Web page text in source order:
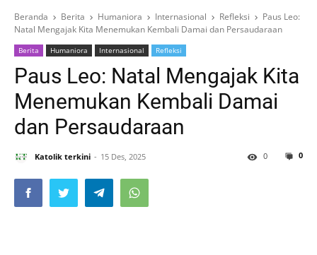
Beranda Berita Humaniora Internasional Refleksi
Paus Leo:
Natal Mengajak Kita Menemukan Kembali Damai dan Persaudaraan
Berita Humaniora Internasional Refleksi
Paus Leo: Natal Mengajak Kita
Menemukan Kembali Damai
dan Persaudaraan
Katolik terkini 15 Des, 2025 0
0